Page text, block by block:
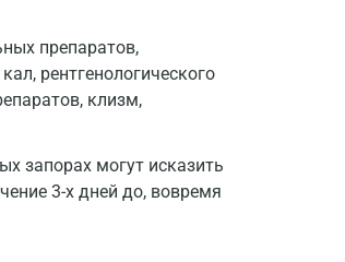
препаратов,
рентгенологического
клизм,
запорах могут исказить
3-х дней до, вовремя